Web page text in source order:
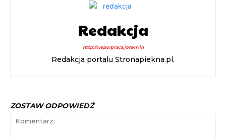
Redakcja
http://wspolpraca.jotem.in
Redakcja portalu Stronapiekna.pl.
ZOSTAW ODPOWIEDŹ